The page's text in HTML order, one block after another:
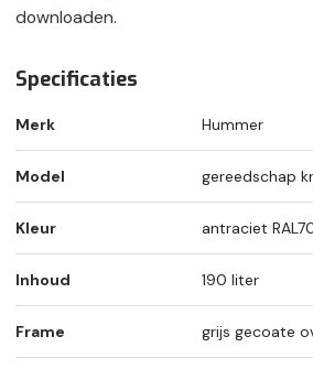
downloaden.
Specificaties
Merk Hummer
Model gereedschap
Kleur antraciet
Inhoud 190 liter
Frame grijs gecoate